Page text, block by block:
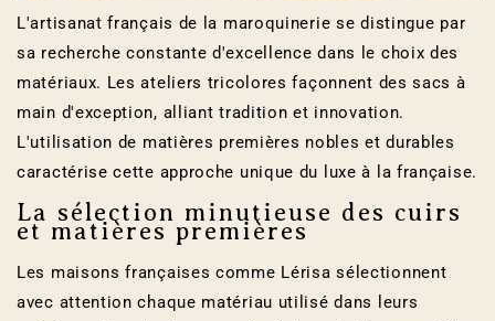
L'artisanat français de la maroquinerie se distingue par
sa recherche constante d'excellence dans le choix des
matériaux. Les ateliers tricolores façonnent des sacs à
main d'exception, alliant tradition et innovation.
L'utilisation de matières premières nobles et durables
caractérise cette approche unique du luxe à la française.
La sélection minutieuse des cuirs
et matières premières
Les maisons françaises comme Lérisa sélectionnent
avec attention chaque matériau utilisé dans leurs